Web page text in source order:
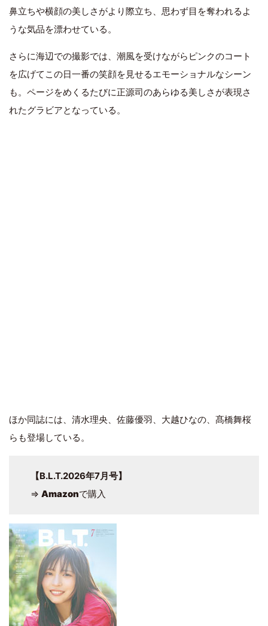
鼻立ちや横顔の美しさがより際立ち、思わず目を奪われるよ
うな気品を漂わせている。
さらに海辺での撮影では、潮風を受けながらピンクのコート
を広げてこの日一番の笑顔を見せるエモーショナルなシーン
も。ページをめくるたびに正源司のあらゆる美しさが表現さ
れたグラビアとなっている。
ほか同誌には、清水理央、佐藤優羽、大越ひなの、髙橋舞桜
らも登場している。
【B.L.T.2026年7月号】
⇒ Amazonで購入